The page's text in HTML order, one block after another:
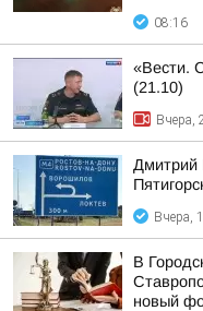
08:16
«Вести.
(21.10)
Вчера,
Дмитрий
Вчера,
В
новый